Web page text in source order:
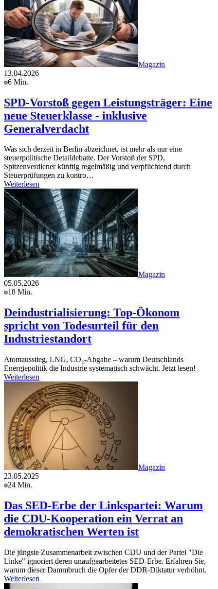
Magazin
13.04.2026
6 Min.
SPD-Vorstoß gegen Leistungsträger: Eine
neue Steuerklasse - inklusive
Generalverdacht
Was sich derzeit in Berlin abzeichnet, ist mehr als nur eine
steuerpolitische Detaildebatte. Der Vorstoß der SPD,
Spitzenverdiener künftig regelmäßig und verpflichtend durch
Steuerprüfungen zu kontro…
Weiterlesen
Magazin
05.05.2026
18 Min.
Deindustrialisierung: Top-Ökonom
spricht von Todesurteil für den
Industriestandort
Atomausstieg, LNG, CO₂-Abgabe – warum Deutschlands
Energiepolitik die Industrie systematisch schwächt. Jetzt lesen!
Weiterlesen
Magazin
23.05.2025
24 Min.
Das SED-Erbe der Linkspartei: Warum
die CDU-Kooperation ein Verrat an
demokratischen Werten ist
Die jüngste Zusammenarbeit zwischen CDU und der Partei "Die
Linke" ignoriert deren unaufgearbeitetes SED-Erbe. Erfahren Sie,
warum dieser Dammbruch die Opfer der DDR-Diktatur verhöhnt.
Weiterlesen